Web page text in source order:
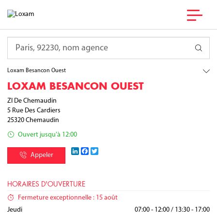
France
Loxam Besancon Ouest
LOXAM BESANCON OUEST
ZI De Chemaudin
5 Rue Des Cardiers
25320 Chemaudin
Ouvert jusqu'à 12:00
Appeler
LinkedInFacebook
HORAIRES D'OUVERTURE
Fermeture exceptionnelle : 15 août
Lundi
07:00 - 12:00 / 13:30 - 17:00
Mardi 07:00 - 12:00 / 13:30 - 17:00
Mercredi 07:00 - 12:00 / 13:30 - 17:00
Jeudi 07:00 - 12:00 / 13:30 - 17:00